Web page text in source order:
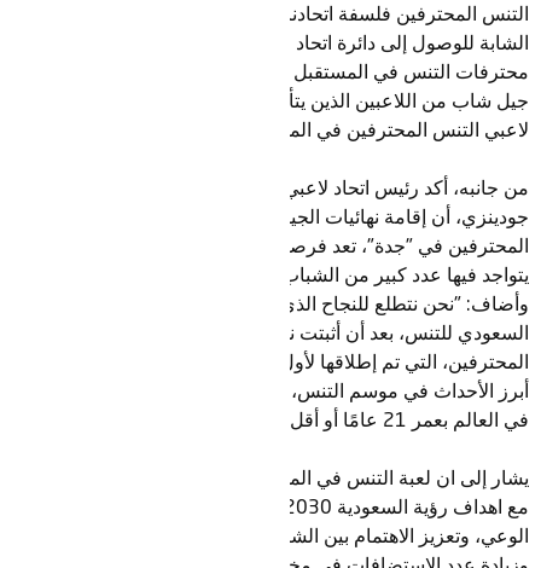
التنس المحترفين فلسفة اتحادنا، والتي تتمثل في إلهام المواهب
الشابة للوصول إلى دائرة اتحاد لاعبي التنس المحترفين ورابطة
محترفات التنس في المستقبل القريب، وسنرحب باستضافة أفضل
جيل شاب من اللاعبين الذين يتألقون بالفعل ليكونوا قادة جولة اتحاد
لاعبي التنس المحترفين في المستقبل".
من جانبه، أكد رئيس اتحاد لاعبي التنس المحترفين، السيد أندريا
جودينزي، أن إقامة نهائيات الجيل الجديد من اتحاد لاعبي التنس
المحترفين في "جدة"، تعد فرصة لإلهام مشجعين جدد في منطقة
يتواجد فيها عدد كبير من الشباب ومحبي الرياضة بشكل عام.
وأضاف: "نحن نتطلع للنجاح الذي سيحققه هذا الحدث مع الاتحاد
السعودي للتنس، بعد أن أثبتت نهائيات الجيل القادم للاعبي التنس
أبرز الأحداث في موسم التنس، حيث يتم استكشاف أفضل اللاعبين
في العالم بعمر 21 عامًا أو أقل في نهاية كل موسم".
يشار إلى ان لعبة التنس في المملكة تمر بمرحلة تحول كبيرة تماشيًا
الوعي، وتعزيز الاهتمام بين الشباب السعودي المتحمسين للرياضة،